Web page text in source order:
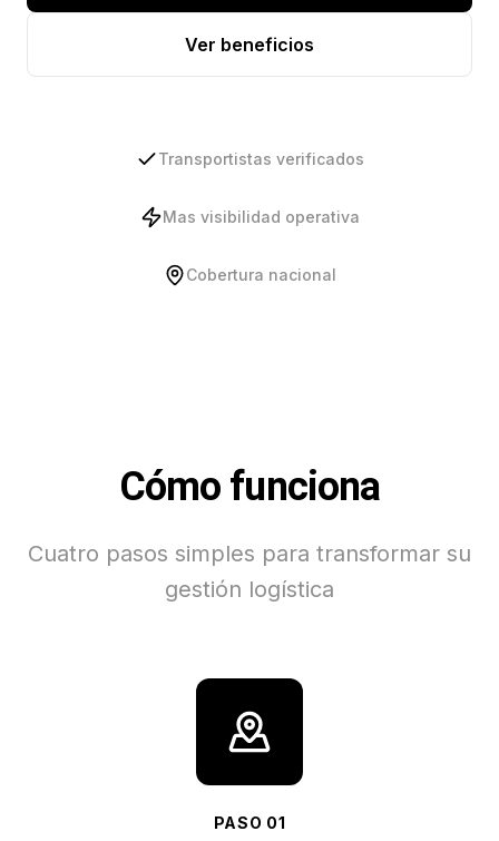
Ver beneficios
Transportistas verificados
Mas visibilidad operativa
Cobertura nacional
Cómo funciona
Cuatro pasos simples para transformar su
gestión logística
PASO 01